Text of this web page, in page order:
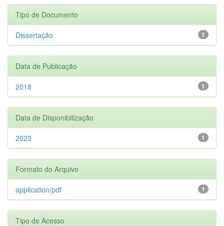
Tipo de Documento
1
Dissertação
Data de Publicação
1
2018
Data de Disponibilização
1
2023
Formato do Arquivo
1
application/pdf
Tipo de Acesso